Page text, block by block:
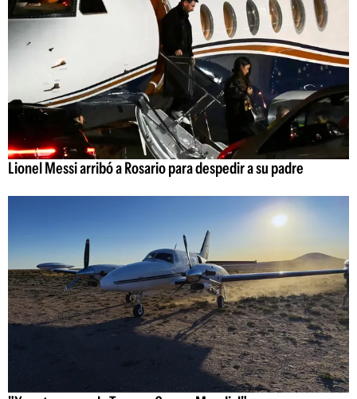
Lionel Messi arribó a Rosario para despedir a su padre